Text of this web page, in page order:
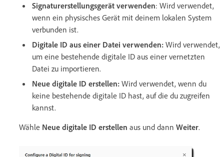
Signaturerstellungsgerät verwenden: Wird verwendet,
wenn ein physisches Gerät mit deinem lokalen System
verbunden ist.
Digitale ID aus einer Datei verwenden: Wird verwendet,
um eine bestehende digitale ID aus einer vernetzten
Datei zu importieren.
Neue digitale ID erstellen: Wird verwendet, wenn du
keine bestehende digitale ID hast, auf die du zugreifen
kannst.
Wähle Neue digitale ID erstellen aus und dann Weiter.